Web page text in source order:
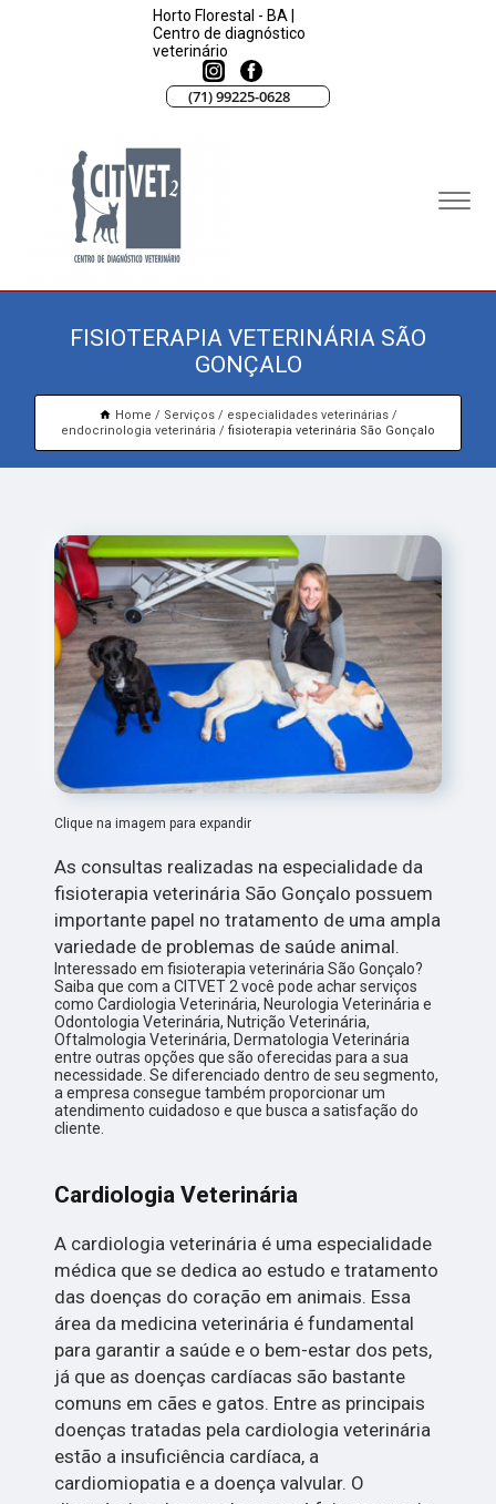
Horto Florestal - BA |
Centro de diagnóstico
veterinário
(71) 99225-0628
FISIOTERAPIA VETERINÁRIA SÃO
GONÇALO
Home Serviços
especialidades veterinárias
endocrinologia veterinária
fisioterapia veterinária São Gonçalo
Clique na imagem para expandir
As consultas realizadas na especialidade da
fisioterapia veterinária São Gonçalo possuem
importante papel no tratamento de uma ampla
variedade de problemas de saúde animal.
Interessado em fisioterapia veterinária São Gonçalo?
Saiba que com a CITVET 2 você pode achar serviços
como Cardiologia Veterinária, Neurologia Veterinária e
Odontologia Veterinária, Nutrição Veterinária,
Oftalmologia Veterinária, Dermatologia Veterinária
entre outras opções que são oferecidas para a sua
necessidade. Se diferenciado dentro de seu segmento,
a empresa consegue também proporcionar um
atendimento cuidadoso e que busca a satisfação do
cliente.
Cardiologia Veterinária
A cardiologia veterinária é uma especialidade
médica que se dedica ao estudo e tratamento
das doenças do coração em animais. Essa
área da medicina veterinária é fundamental
para garantir a saúde e o bem-estar dos pets,
já que as doenças cardíacas são bastante
comuns em cães e gatos. Entre as principais
doenças tratadas pela cardiologia veterinária
estão a insuficiência cardíaca, a
cardiomiopatia e a doença valvular. O